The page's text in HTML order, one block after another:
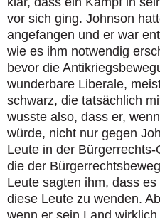
vor sich ging. Johnson
angefangen und er war
wie es ihm notwendig
bevor die
wunderbare Liberale,
schwarz, die tatsächlich
wusste also, dass er,
würde, nicht nur gegen
Leute in der
die der
Leute sagten ihm, dass
diese Leute zu wenden.
wenn er sein Land